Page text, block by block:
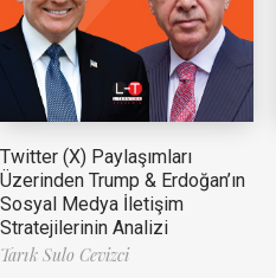
Twitter (X) Paylaşımları
Üzerinden Trump & Erdoğan’ın
Sosyal Medya İletişim
Stratejilerinin Analizi
Tarık Sulo Cevizci